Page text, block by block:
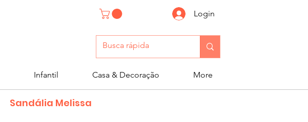
Login
Infantil Casa & Decoração More
Sandália Melissa